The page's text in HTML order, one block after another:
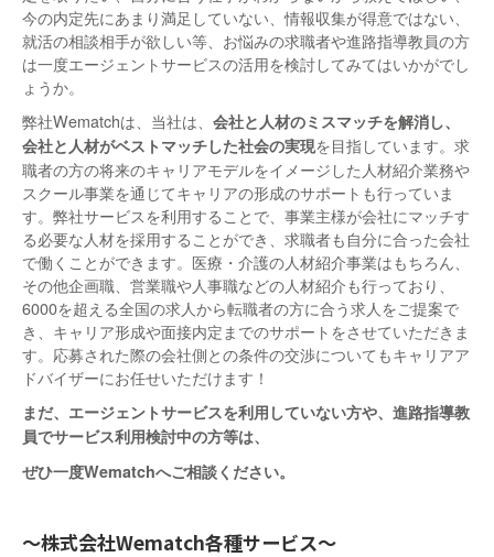
今の内定先にあまり満足していない、情報収集が得意ではない、
就活の相談相手が欲しい等、お悩みの求職者や進路指導教員の方
は一度エージェントサービスの活用を検討してみてはいかがでし
ょうか。
弊社Wematchは、当社は、 会社と人材のミスマッチを解消し、
会社と人材がベストマッチした社会の実現を目指しています。求
職者の方の将来のキャリアモデルをイメージした人材紹介業務や
スクール事業を通じてキャリアの形成のサポートも行っていま
す。弊社サービスを利用することで、事業主様が会社にマッチす
る必要な人材を採用することができ、求職者も自分に合った会社
で働くことができます。医療・介護の人材紹介事業はもちろん、
その他企画職、営業職や人事職などの人材紹介も行っており、
6000を超える全国の求人から転職者の方に合う求人をご提案で
き、キャリア形成や面接内定までのサポートをさせていただきま
す。応募された際の会社側との条件の交渉についてもキャリアア
ドバイザーにお任せいただけます！
まだ、エージェントサービスを利用していない方や、進路指導教
員でサービス利用検討中の方等は、
ぜひ一度Wematchへご相談ください。
～株式会社Wematch各種サービス～